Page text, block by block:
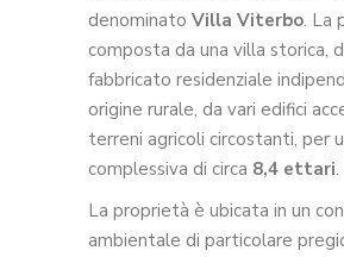
denominato Villa Viterbo. La
composta da una villa storica,
fabbricato residenziale
origine rurale, da vari edifici
terreni agricoli circostanti, per
complessiva di circa 8,4 ettari.
La proprietà è ubicata in un
ambientale di particolare